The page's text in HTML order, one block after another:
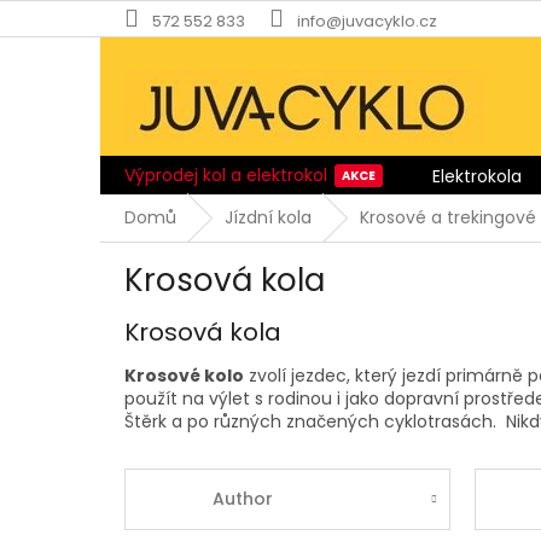
na
572 552 833 info@juvacyklo.cz
Výprodej kol a elektrokol Elektrokola
Domů
Jízdní kola Krosové a trekingové
Krosová kola
Krosová kola
Krosové kolo zvolí jezdec, který jezdí primárně
použít na výlet s rodinou i jako dopravní
Štěrk a po různých značených cyklotrasách.
Author